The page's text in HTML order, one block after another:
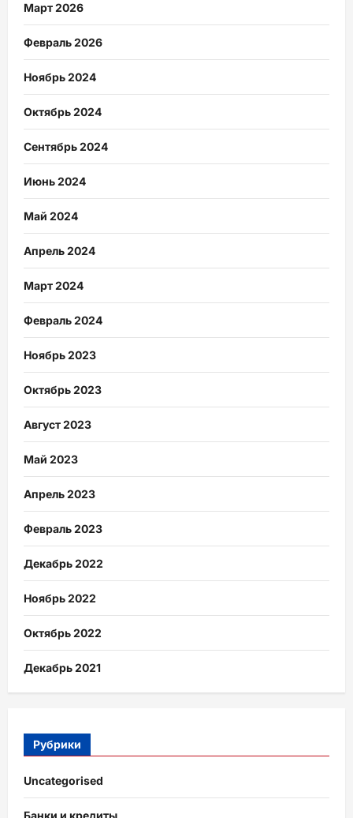
Март 2026
Февраль 2026
Ноябрь 2024
Октябрь 2024
Сентябрь 2024
Июнь 2024
Май 2024
Апрель 2024
Март 2024
Февраль 2024
Ноябрь 2023
Октябрь 2023
Август 2023
Май 2023
Апрель 2023
Февраль 2023
Декабрь 2022
Ноябрь 2022
Октябрь 2022
Декабрь 2021
Рубрики
Uncategorised
Банки и кредиты